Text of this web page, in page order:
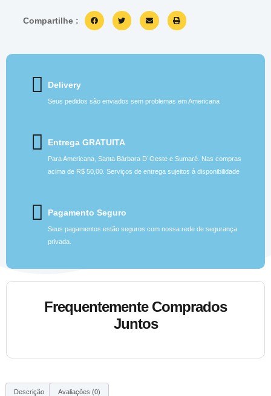
Compartilhe :
Delivery
Seus pedidos são enviados sem problemas em Americana
Entrega GRATUITA
Para Americana, Santa Bárbara D´Oeste e Sumaré. Nas compras
acima de R$ 50,00. Serviços de entrega sujeitos à disponibilidade
Pagamento Seguro
Seus pagamentos estão seguros com nossa rede de segurança
privada.
Frequentemente Comprados
Juntos
Descrição Avaliações (0)